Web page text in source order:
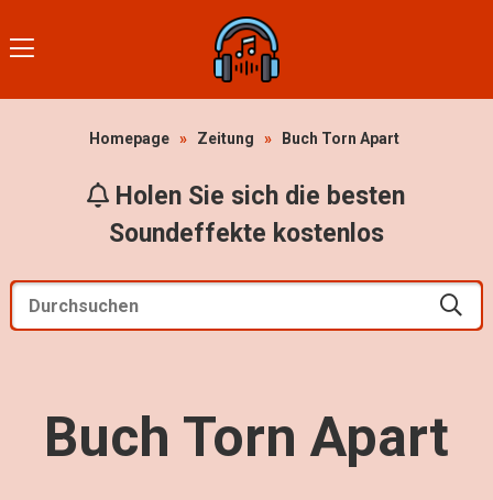
Homepage » Zeitung » Buch Torn Apart
Holen Sie sich die besten
Soundeffekte kostenlos
Buch Torn Apart